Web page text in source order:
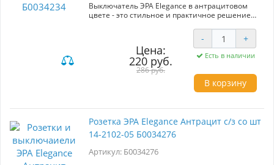
Выключатель ЭРА Elegance в антрацитовом
цвете - это стильное и практичное решение
интерьере. Модель с артикулом Б0034234
представляет собой 2-клавишный механизм
14-1104-05, который удобно устанавливается в
стандартные отверстия. Благодаря
автоматическим клеммам, жилы кабеля легко
фиксируются и надежно удерживаются, что
упрощает процесс монтажа и повышает
Эстетичный антрацитовый цвет придаёт
выключателю современный вид, который
отлично впишется в любой интерьерный
стиль. Обратите внимание, что рамки
дополнительно кастомизировать внешний
Цена:
220 руб.
286 руб.
- +
Есть в наличии
В корзину
Розетка ЭРА Elegance Антрацит с/з со шт
14-2102-05 Б0034276
Артикул: Б0034276